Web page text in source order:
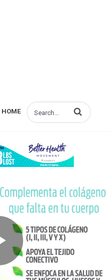
HOME Enter terms to